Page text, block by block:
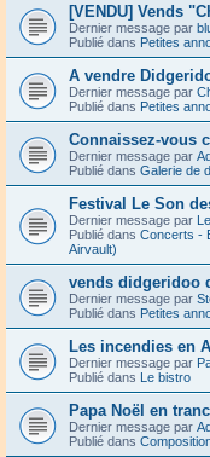
[VENDU] Vends
Dernier message par
Publié dans Petites
A vendre
Dernier message par
Publié dans Petites
Connaissez-vous
Dernier message par
Publié dans Galerie de
Festival Le Son
Dernier message par
Publié dans Concerts -
Airvault)
vends didgeridoo
Dernier message par
Publié dans Petites
Les incendies en
Dernier message par
Publié dans Le bistro
Papa Noël en
Dernier message par
Publié dans